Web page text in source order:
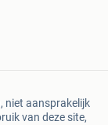
niet aansprakelijk
van deze site,